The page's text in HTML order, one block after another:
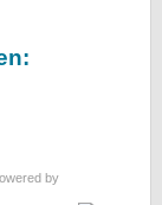
by